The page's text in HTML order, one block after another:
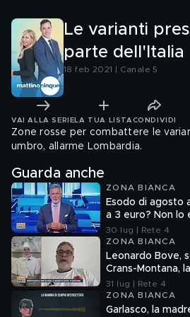
Le varianti
parte dell'Italia
18 feb 2021 | Canale 5
VAI ALLA SERIE LA TUA LISTA CONDIVIDI
Zone rosse per combattere le
umbro, allarme Lombardia.
Guarda anche
ZONA BIANCA
Esodo di agosto
a 3 euro? Non lo
30 lug | Rete 4
ZONA BIANCA
Leonardo Bove,
Crans-Montana,
aspettiamo"
31 lug | Rete 4
ZONA BIANCA
Garlasco, la